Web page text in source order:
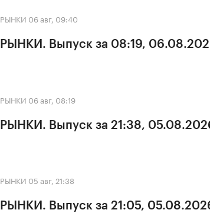
РЫНКИ 06 авг, 09:40
РЫНКИ. Выпуск за 08:19,
РЫНКИ 06 авг, 08:19
РЫНКИ. Выпуск за 21:38,
РЫНКИ 05 авг, 21:38
РЫНКИ. Выпуск за 21:05,